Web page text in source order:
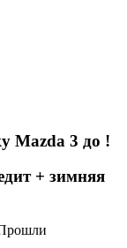
Mazda 3 до !
+ зимняя